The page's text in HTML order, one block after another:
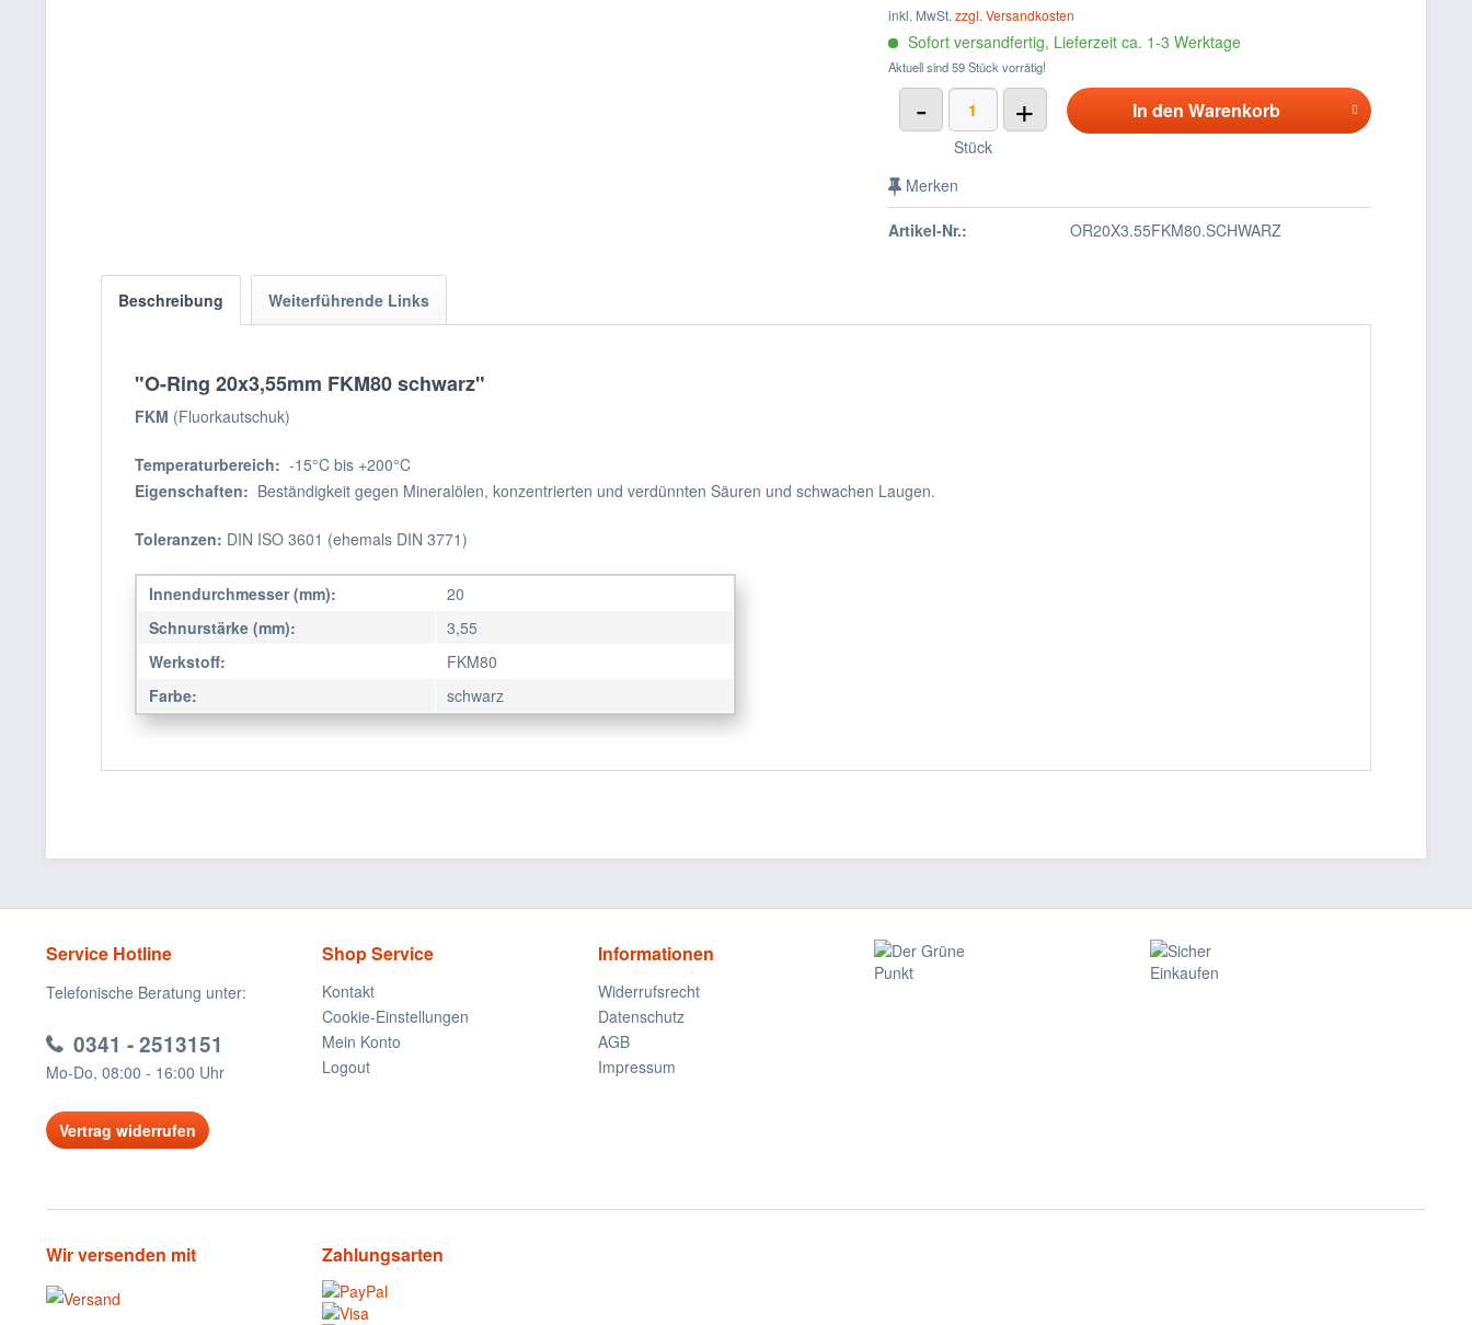
inkl. MwSt.zzgl. Versandkosten
Sofort versandfertig, Lieferzeit ca. 1-3 Werktage
Aktuell sind 59 Stück vorrätig!
- +
Stück
In den Warenkorb
Merken
Artikel-Nr.: OR20X3.55FKM80.SCHWARZ
Beschreibung Weiterführende Links
"O-Ring 20x3,55mm FKM80 schwarz"
FKM (Fluorkautschuk)
Temperaturbereich: -15°C bis +200°C
Eigenschaften: Beständigkeit gegen Mineralölen, konzentrierten und verdünnten Säuren und schwachen Laugen.
Toleranzen: DIN ISO 3601 (ehemals DIN 3771)
Innendurchmesser (mm):
20
Schnurstärke (mm):
3,55
Werkstoff:
FKM80
Farbe:
schwarz
Service Hotline
Telefonische Beratung unter:
0341 - 2513151
Mo-Do, 08:00 - 16:00 Uhr
Vertrag widerrufen
Shop Service
Kontakt
Cookie-Einstellungen
Mein Konto
Logout
Informationen
Widerrufsrecht
Datenschutz
AGB
Impressum
Wir versenden mit Zahlungsarten